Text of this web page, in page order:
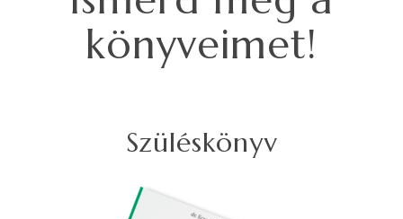
könyveimet!
Szüléskönyv